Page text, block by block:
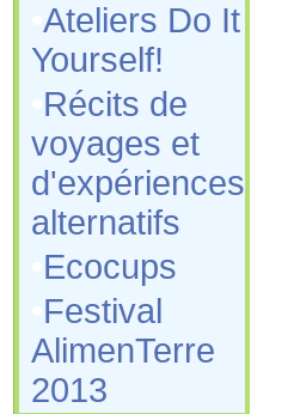
Ateliers Do It
Yourself!
Récits de
voyages et
d'expériences
alternatifs
Ecocups
Festival
AlimenTerre
2013